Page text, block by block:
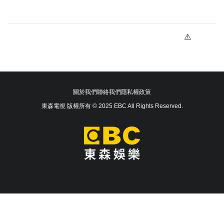
關於我們聯絡我們隱私權政策
東森電視 版權所有 © 2025 EBC All Rights Reserved.